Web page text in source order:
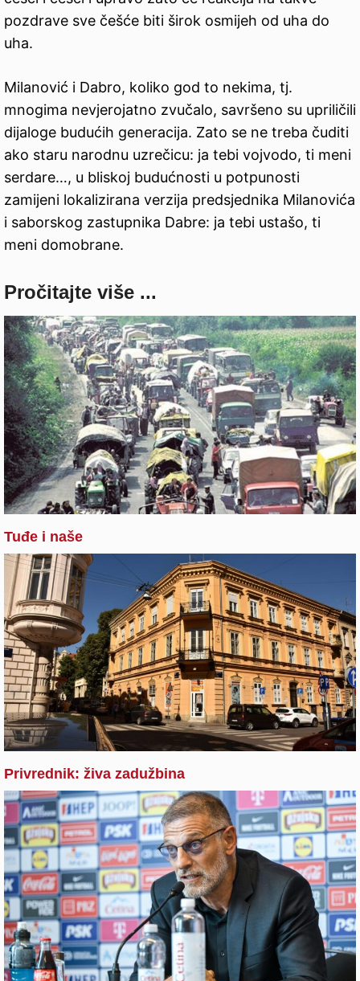
pozdrave sve češće biti širok osmijeh od uha do
uha.
Milanović i Dabro, koliko god to nekima, tj.
mnogima nevjerojatno zvučalo, savršeno su upriličili
dijaloge budućih generacija. Zato se ne treba čuditi
ako staru narodnu uzrečicu: ja tebi vojvodo, ti meni
serdare…, u bliskoj budućnosti u potpunosti
zamijeni lokalizirana verzija predsjednika Milanovića
i saborskog zastupnika Dabre: ja tebi ustašo, ti
meni domobrane.
Pročitajte više ...
Tuđe i naše
Privrednik: živa zadužbina